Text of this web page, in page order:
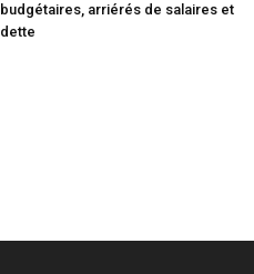
budgétaires, arriérés de salaires et
dette